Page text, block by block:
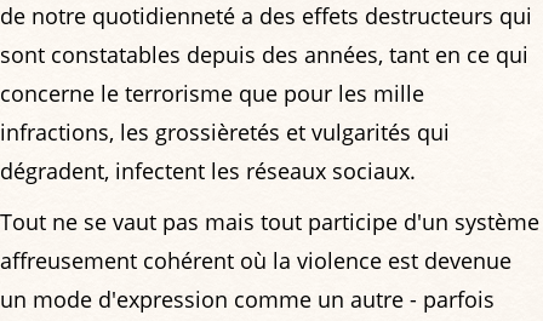
de notre quotidienneté a des effets destructeurs qui
sont constatables depuis des années, tant en ce qui
concerne le terrorisme que pour les mille
infractions, les grossièretés et vulgarités qui
dégradent, infectent les réseaux sociaux.
Tout ne se vaut pas mais tout participe d'un système
affreusement cohérent où la violence est devenue
un mode d'expression comme un autre - parfois